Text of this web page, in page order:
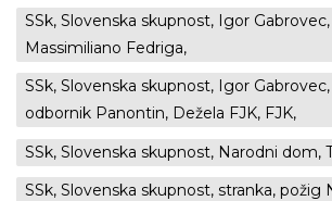
SSk, Slovenska skupnost, Igor
Massimiliano Fedriga,
SSk, Slovenska skupnost, Igor
odbornik Panontin, Dežela FJK, FJK,
SSk, Slovenska skupnost, Narodni dom,
SSk, Slovenska skupnost, stranka, požig